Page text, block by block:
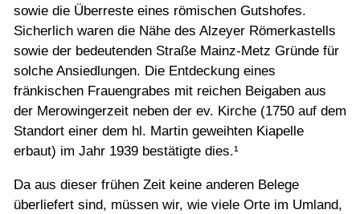
sowie die Überreste eines römischen Gutshofes.
Sicherlich waren die Nähe des Alzeyer Römerkastells
sowie der bedeutenden Straße Mainz-Metz Gründe für
solche Ansiedlungen. Die Entdeckung eines
fränkischen Frauengrabes mit reichen Beigaben aus
der Merowingerzeit neben der ev. Kirche (1750 auf dem
Standort einer dem hl. Martin geweihten Kiapelle
erbaut) im Jahr 1939 bestätigte dies.¹
Da aus dieser frühen Zeit keine anderen Belege
überliefert sind, müssen wir, wie viele Orte im Umland,